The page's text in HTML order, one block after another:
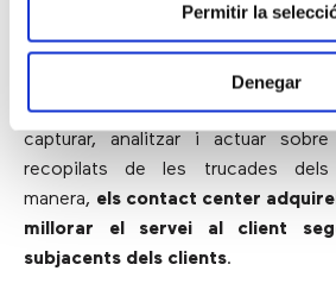
Permitir la
Denegar
Les noves tecnologies implantades
només faciliten la comprensió,
el servei al client en l’atenció de
alssoftware d’anàlisi de veu, les
capturar, analitzar i actuar sobre
recopilats de les trucades dels
manera, els contact center
millorar el servei al client
subjacents dels clients.